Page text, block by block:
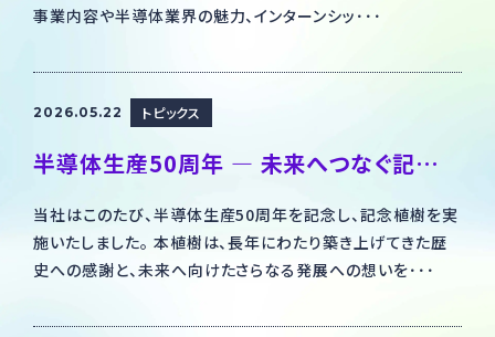
事業内容や半導体業界の魅力、インターンシッ･･･
2026.05.22 トピックス
半導体生産50周年 ― 未来へつなぐ記念植樹を実施
当社はこのたび、半導体生産50周年を記念し、記念植樹を実
施いたしました。 本植樹は、長年にわたり築き上げてきた歴
史への感謝と、未来へ向けたさらなる発展への想いを･･･